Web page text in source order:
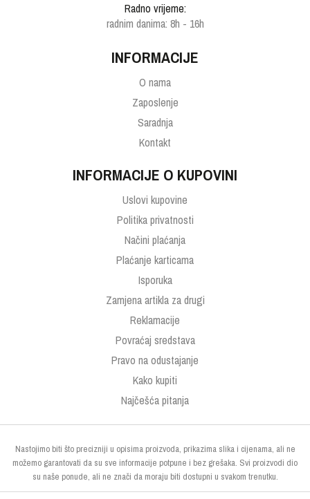
Radno vrijeme:
radnim danima: 8h - 16h
INFORMACIJE
O nama
Zaposlenje
Saradnja
Kontakt
INFORMACIJE O KUPOVINI
Uslovi kupovine
Politika privatnosti
Načini plaćanja
Plaćanje karticama
Isporuka
Zamjena artikla za drugi
Reklamacije
Povraćaj sredstava
Pravo na odustajanje
Kako kupiti
Najčešća pitanja
Nastojimo biti što precizniji u opisima proizvoda, prikazima slika i cijenama, ali ne
možemo garantovati da su sve informacije potpune i bez grešaka. Svi proizvodi dio
su naše ponude, ali ne znači da moraju biti dostupni u svakom trenutku.